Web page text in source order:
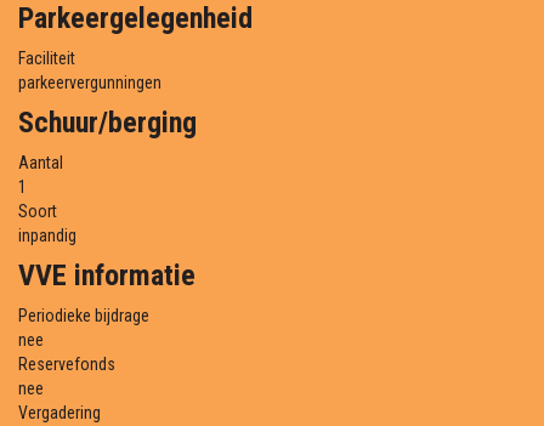
Parkeergelegenheid
Faciliteit
parkeervergunningen
Schuur/berging
Aantal
1
Soort
inpandig
VVE informatie
Periodieke bijdrage
nee
Reservefonds
nee
Vergadering